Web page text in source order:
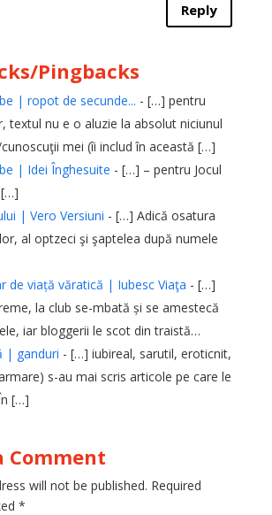
Reply
Pingbacks
| ropot de secunde... - […] pentru
textul nu e o aluzie la absolut niciunul
mei (îi includ în această […]
| Idei Înghesuite - […] – pentru Jocul
[…]
| Vero Versiuni - […] Adică osatura
al optzeci şi şaptelea după numele
de viață văratică | Iubesc Viaţa - […]
la club se-mbată și se amestecă
iar bloggerii le scot din traistă…
| ganduri - […] iubireal, sarutil, eroticnit,
s-au mai scris articole pe care le
[…]
Comment
will not be published. Required
*